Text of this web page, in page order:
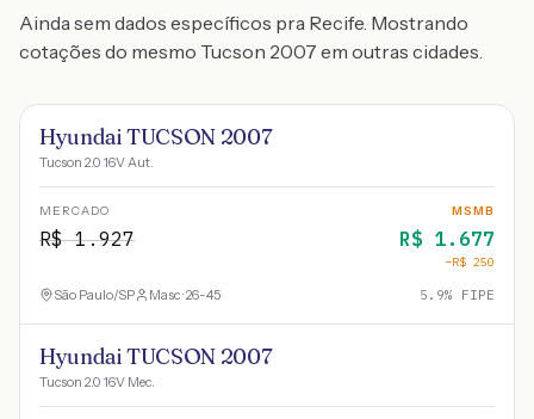
Ainda sem dados específicos pra Recife. Mostrando
cotações do mesmo Tucson 2007 em outras cidades.
Hyundai TUCSON 2007
Tucson 2.0 16V Aut.
MERCADO
R$1.927
MSMB
R$ 1.677
−R$ 250
São Paulo/SP Masc · 26-45 5.9% FIPE
Hyundai TUCSON 2007
Tucson 2.0 16V Mec.